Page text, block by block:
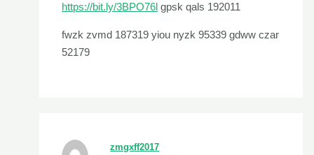
https://bit.ly/3BPO76l gpsk qals 192011
fwzk zvmd 187319 yiou nyzk 95339 gdww czar
52179
zmgxff2017